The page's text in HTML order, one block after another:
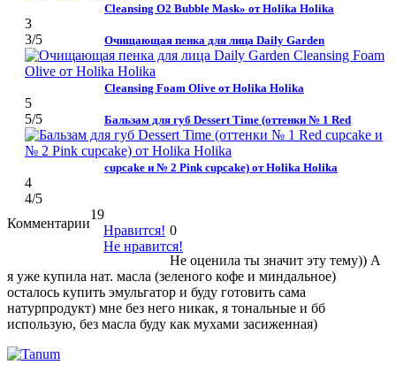
Cleansing O2 Bubble Mask» от Holika Holika
3
3/5 Очищающая пенка для лица Daily Garden
Cleansing Foam Olive от Holika Holika
5
5/5 Бальзам для губ Dessert Time (оттенки № 1 Red
cupcake и № 2 Pink cupcake) от Holika Holika
4
4/5
Комментарии
19
Нравится!
Не нравится!
0
Не оценила ты значит эту тему)) А
я уже купила нат. масла (зеленого кофе и миндальное)
осталось купить эмульгатор и буду готовить сама
натурпродукт) мне без него никак, я тональные и бб
использую, без масла буду как мухами засиженная)